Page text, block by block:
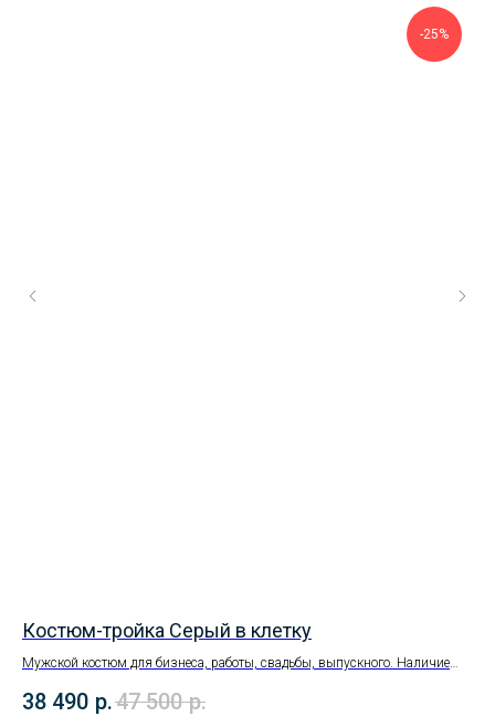
-25%
Костюм-тройка Серый в клетку
Мужской костюм для бизнеса, работы, свадьбы, выпускного. Наличие
38 490 р.47 500 р.